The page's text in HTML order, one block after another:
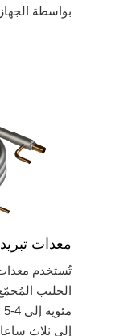
بواسطة
معدات
تُستخدم معدات
إلى ثلاث